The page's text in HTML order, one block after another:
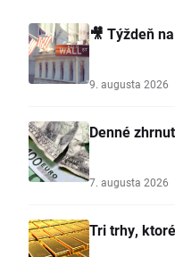
🎥 Týždeň
9. augusta 2026
Denné
7. augusta 2026
Tri trhy,